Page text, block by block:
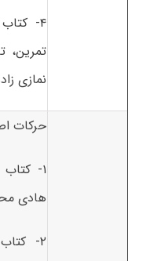
۴-
تمرین،
نمازی
حرکات
۱-
هادی
۲-